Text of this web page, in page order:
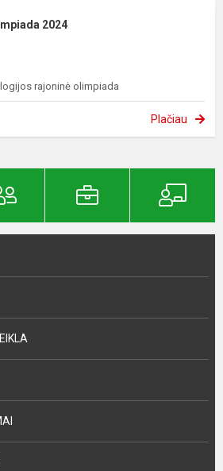
2024
rajoninė olimpiada
Plačiau